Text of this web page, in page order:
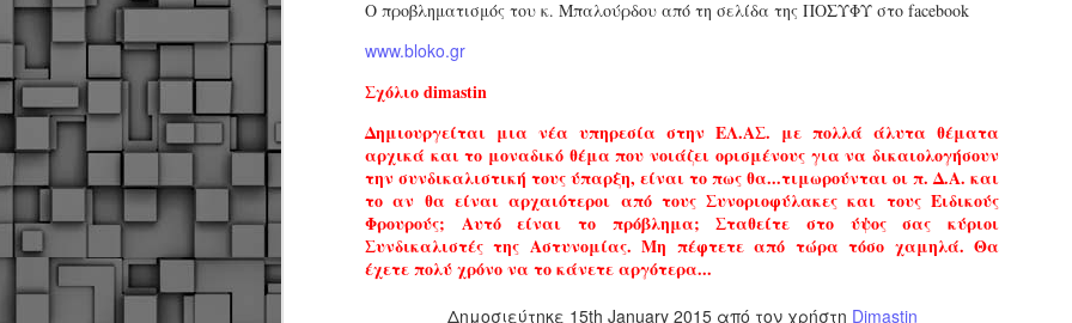
Ο προβληματισμός του κ. Μπαλούρδου από τη σελίδα της ΠΟΣΥΦΥ στο facebook
www.bloko.gr
Σχόλιο dimastin
Δημιουργείται μια νέα υπηρεσία στην ΕΛ.ΑΣ. με πολλά άλυτα θέματα
αρχικά και το μοναδικό θέμα που νοιάζει ορισμένους για να δικαιολογήσουν
την συνδικαλιστική τους ύπαρξη, είναι το πως θα...τιμωρούνται oι π. Δ.Α. και
το αν θα είναι αρχαιότεροι από τους Συνοριοφύλακες και τους Ειδικούς
Φρουρούς; Αυτό είναι το πρόβλημα; Σταθείτε στο ύψος σας κύριοι
Συνδικαλιστές της Αστυνομίας. Μη πέφτετε από τώρα τόσο χαμηλά. Θα
έχετε πολύ χρόνο να το κάνετε αργότερα...
Δημοσιεύτηκε 15th January 2015από τον χρήστη Dimastin
JUN
ελέγχων σε ιδιοκτήτες
Θεσσαλονίκης: Ένταση